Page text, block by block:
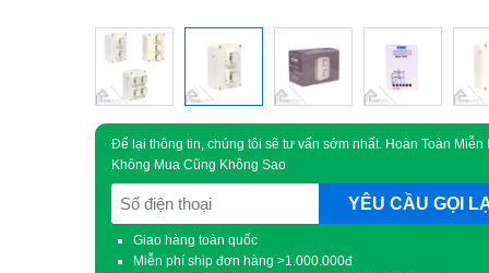
Để lại thông tin, chúng tôi sẽ tư vấn sớm nhất. Hoàn Toàn Miễn
Không Mua Cũng Không Sao
SĐT
(Required)
Giao hàng toàn quốc
Miễn phí ship đơn hàng >1.000.000đ